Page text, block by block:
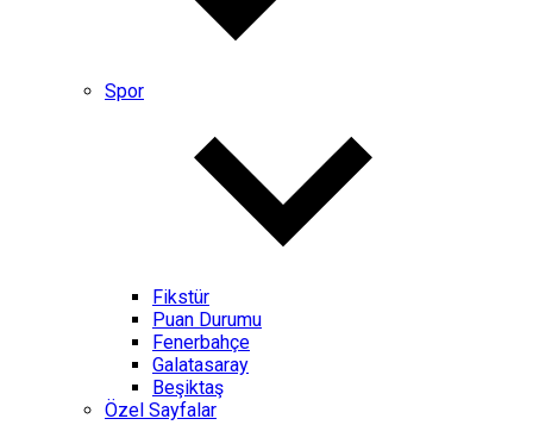
Spor
Fikstür
Puan Durumu
Fenerbahçe
Galatasaray
Beşiktaş
Özel Sayfalar